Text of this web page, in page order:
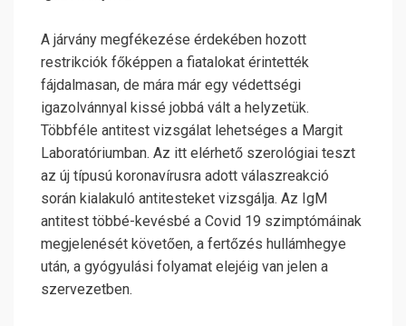
A járvány megfékezése érdekében hozott
restrikciók főképpen a fiatalokat érintették
fájdalmasan, de mára már egy védettségi
igazolvánnyal kissé jobbá vált a helyzetük.
Többféle antitest vizsgálat lehetséges a Margit
Laboratóriumban. Az itt elérhető szerológiai teszt
az új típusú koronavírusra adott válaszreakció
során kialakuló antitesteket vizsgálja. Az IgM
antitest többé-kevésbé a Covid 19 szimptómáinak
megjelenését követően, a fertőzés hullámhegye
után, a gyógyulási folyamat elejéig van jelen a
szervezetben.